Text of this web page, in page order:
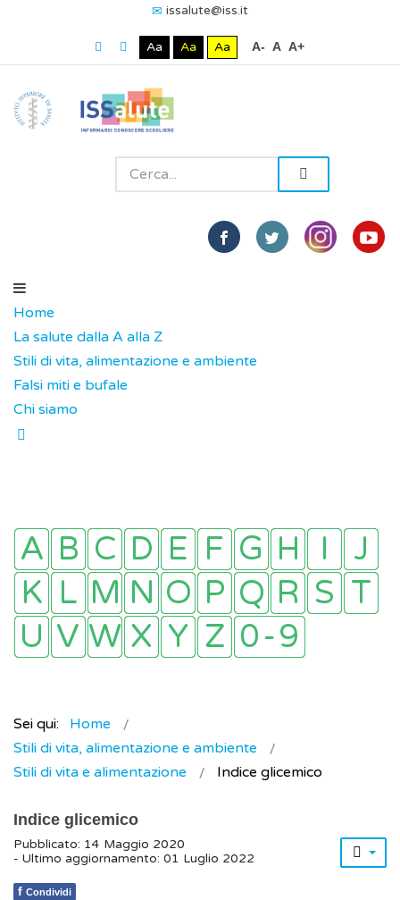
issalute@iss.it
Aa Aa Aa A- A A+
Home
La salute dalla A alla Z
Stili di vita, alimentazione e ambiente
Falsi miti e bufale
Chi siamo
Sei qui:
Home
Stili di vita, alimentazione e ambiente
Stili di vita e alimentazione
Indice glicemico
Indice glicemico
Pubblicato: 14 Maggio 2020
- Ultimo aggiornamento: 01 Luglio 2022
f Condividi